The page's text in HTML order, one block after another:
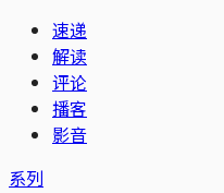
速递
解读
评论
播客
影音
系列